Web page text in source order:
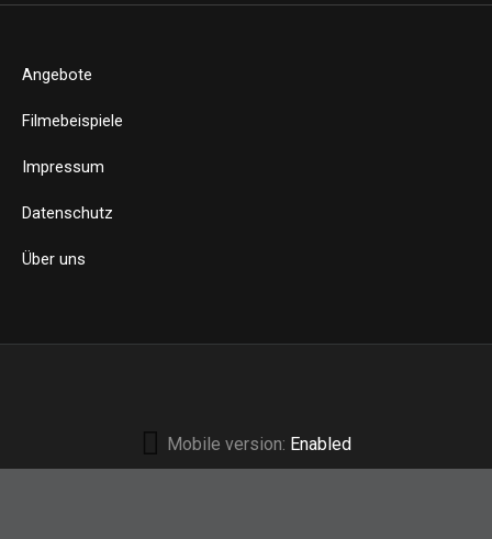
Angebote
Filmebeispiele
Impressum
Datenschutz
Über uns
Mobile version: Enabled